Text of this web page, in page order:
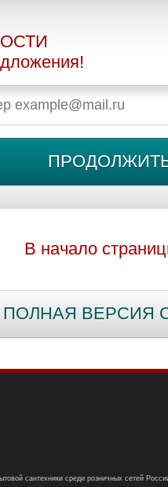
В начало
ПОЛНАЯ ВЕРСИЯ
сантехники среди розничных сетей